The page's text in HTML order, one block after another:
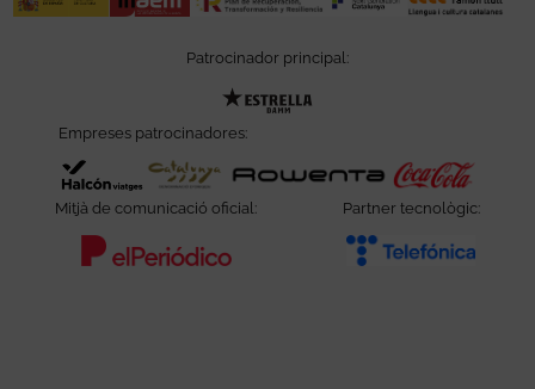
Patrocinador principal:
Empreses patrocinadores:
Abre en nueva ventana
Abre en nueva ventanaAbre en nueva
Mitjà de comunicació oficial:
Abre en nueva ventana
Partner tecnològic: